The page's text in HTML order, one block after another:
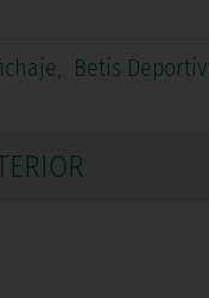
, Betis